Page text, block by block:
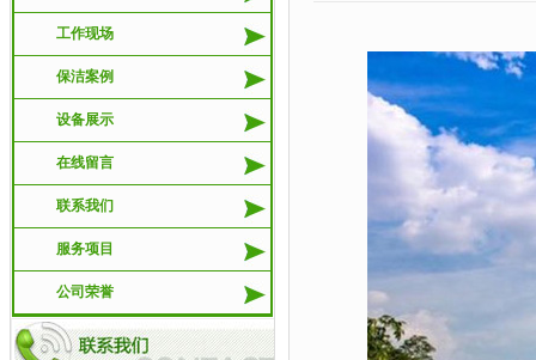
工作现场
保洁案例
设备展示
在线留言
联系我们
服务项目
公司荣誉